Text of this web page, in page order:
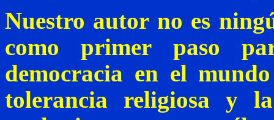
Nuestro autor no es
como primer paso
democracia en el
tolerancia religiosa y